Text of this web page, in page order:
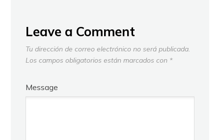
Leave a Comment
Tu dirección de correo electrónico no será publicada.
Los campos obligatorios están marcados con *
Message